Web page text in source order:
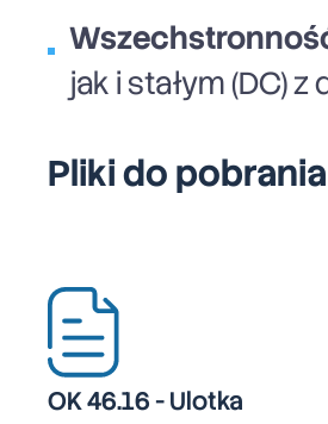
jak i stałym (DC)
Pliki do pobrania
OK 46.16 - Ulotka